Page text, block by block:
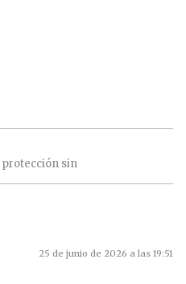
protección sin
25 de junio de 2026 a las 19:51